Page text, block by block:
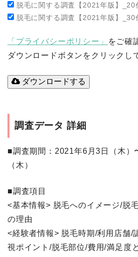
脱毛に関する調査【2021年版】_20
脱毛に関する調査【2021年版】_30
「プライバシーポリシー」
をご確
ダウンロードボタンをクリックし
ダウンロードする
調査データ 詳細
■調査期間 ：2021年6月3日（木
（木）
■調査項目
<基本情報> 脱毛へのイメージ/脱
の理由
<経験者情報> 脱毛時期/利用店舗/
視ポイント/脱毛部位/費用/満足度